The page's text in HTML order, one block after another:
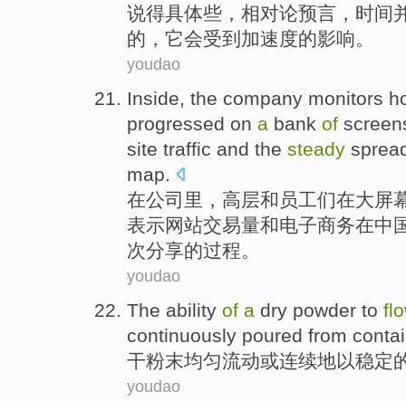
说得具体些 ， 相对论预言 ， 时间
的， 它会受到 加速度的影响。
youdao
Inside, the company monitors
progressed on a bank of
site traffic and the steady
map.
在公司 里 ，高层和 员工们在大屏
表示网站交易量和电子商务在中
次分享的过程。
youdao
The ability of a dry powder to
continuously poured from
干粉末均匀流动或连续地以稳定
youdao